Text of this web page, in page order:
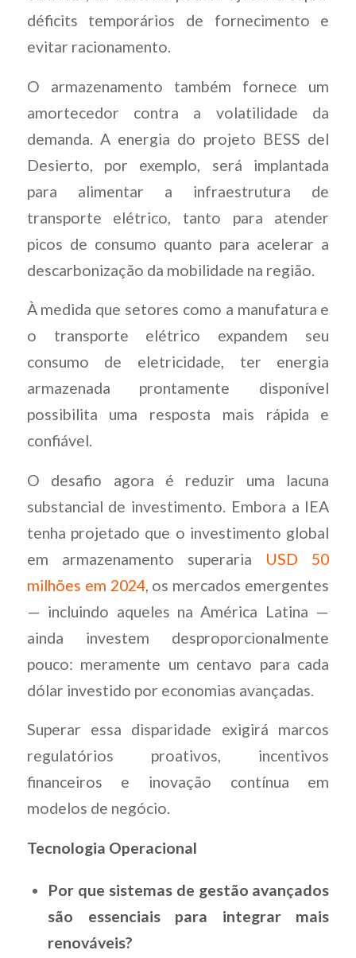
déficits temporários de fornecimento e
evitar racionamento.
O armazenamento também fornece um
amortecedor contra a volatilidade da
demanda. A energia do projeto BESS del
Desierto, por exemplo, será implantada
para alimentar a infraestrutura de
transporte elétrico, tanto para atender
picos de consumo quanto para acelerar a
descarbonização da mobilidade na região.
À medida que setores como a manufatura e
o transporte elétrico expandem seu
consumo de eletricidade, ter energia
armazenada prontamente disponível
possibilita uma resposta mais rápida e
confiável.
O desafio agora é reduzir uma lacuna
substancial de investimento. Embora a IEA
tenha projetado que o investimento global
em armazenamento superaria USD 50
milhões em 2024, os mercados emergentes
— incluindo aqueles na América Latina —
ainda investem desproporcionalmente
pouco: meramente um centavo para cada
dólar investido por economias avançadas.
Superar essa disparidade exigirá marcos
regulatórios proativos, incentivos
financeiros e inovação contínua em
modelos de negócio.
Tecnologia Operacional
Por que sistemas de gestão avançados
são essenciais para integrar mais
renováveis?